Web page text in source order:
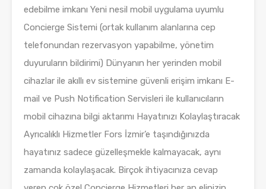
edebilme imkanı Yeni nesil mobil uygulama uyumlu
Concierge Sistemi (ortak kullanım alanlarına cep
telefonundan rezervasyon yapabilme, yönetim
duyuruların bildirimi) Dünyanın her yerinden mobil
cihazlar ile akıllı ev sistemine güvenli erişim imkanı E-
mail ve Push Notification Servisleri ile kullanıcıların
mobil cihazına bilgi aktarımı Hayatınızı Kolaylaştıracak
Ayrıcalıklı Hizmetler Fors İzmir’e taşındığınızda
hayatınız sadece güzelleşmekle kalmayacak, aynı
zamanda kolaylaşacak. Birçok ihtiyacınıza cevap